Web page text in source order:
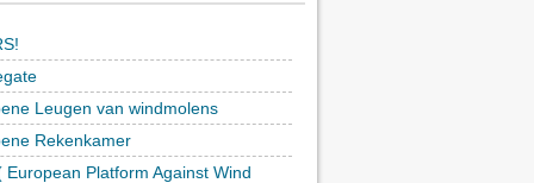
Leugen van windmolens
Rekenkamer
European Platform Against Wind